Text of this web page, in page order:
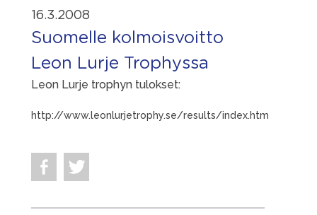
16.3.2008
Suomelle kolmoisvoitto
Leon Lurje Trophyssa
Leon Lurje trophyn tulokset:
http://www.leonlurjetrophy.se/results/index.htm